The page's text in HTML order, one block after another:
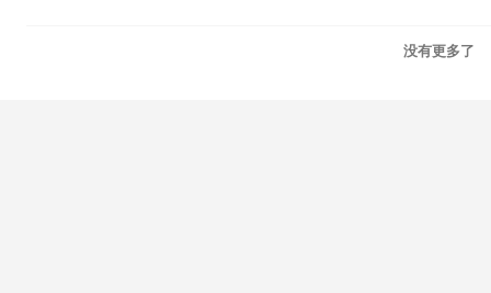
没有更多了